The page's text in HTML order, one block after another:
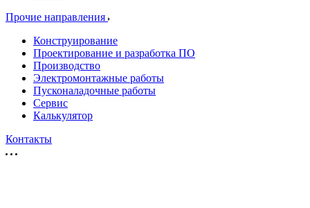
Прочие направления
Конструирование
Проектирование и разработка ПО
Производство
Электромонтажные работы
Пусконаладочные работы
Сервис
Калькулятор
Контакты